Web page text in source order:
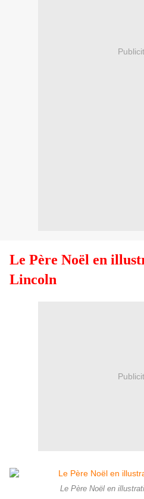
Le Père Noël en
Lincoln
Le Père Noël en